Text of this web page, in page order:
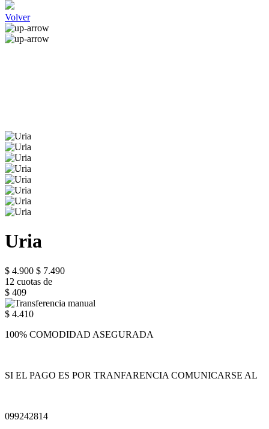
Volver
Uria
$ 4.900 $ 7.490
12 cuotas de
$ 409
$ 4.410
100% COMODIDAD ASEGURADA
SI EL PAGO ES POR TRANFARENCIA COMUNICARSE AL
099242814